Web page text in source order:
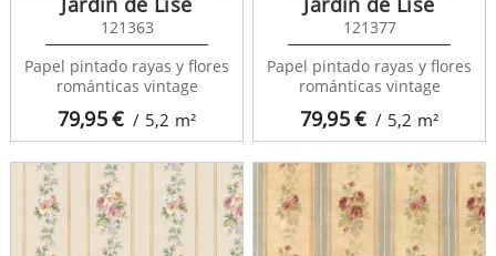
79,95€ / 5,2 m²
121363
Papel pintado rayas y flores
románticas vintage
79,95€ / 5,2 m²
121377
Papel pintado rayas y flores
románticas vintage